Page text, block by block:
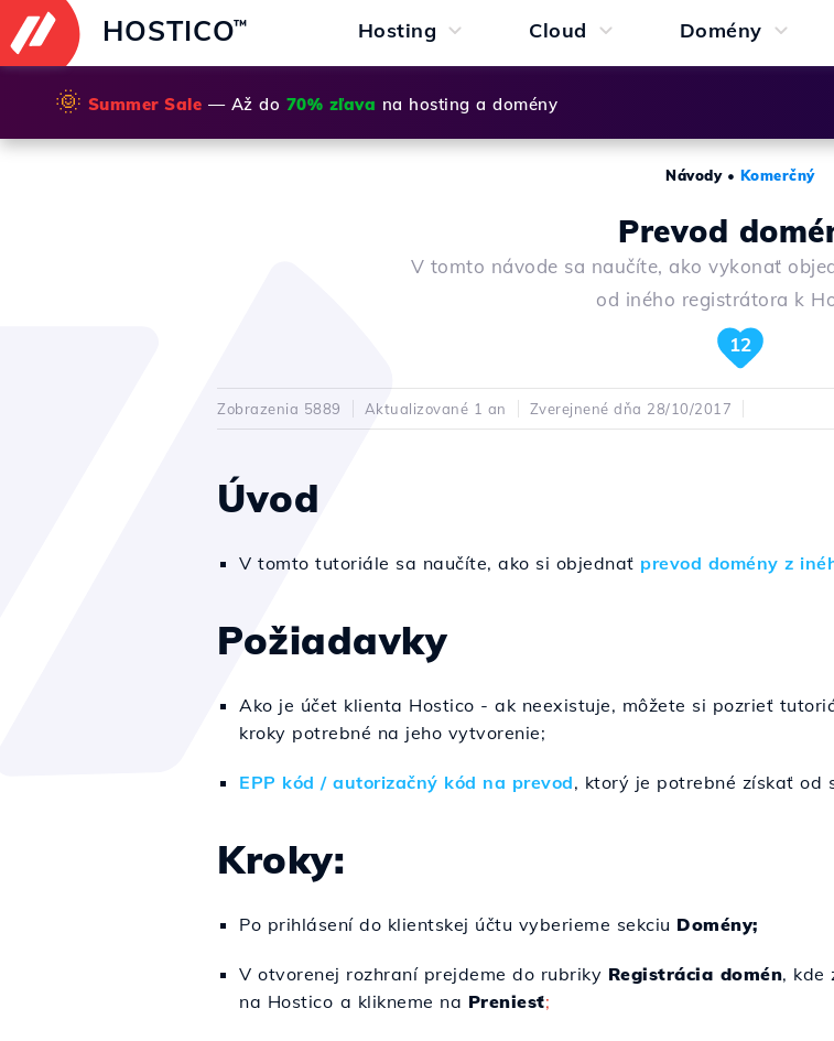
HOSTICO™ Hosting Cloud Domény
🌞 Summer Sale — Až do 70% zľava na hosting a domény
Návody• Komerčný
Prevod
V tomto návode sa naučíte, ako vykonať
od iného registrátora k
12
Zobrazenia 5889 Aktualizované 1 an Zverejnené dňa 28/10/2017
Úvod
V tomto tutoriále sa naučíte, ako si objednať prevod domény z
Požiadavky
Ako je účet klienta Hostico - ak neexistuje, môžete si pozrieť
kroky potrebné na jeho vytvorenie;
EPP kód / autorizačný kód na prevod, ktorý je potrebné získať od
Kroky:
Po prihlásení do klientskej účtu vyberieme sekciu Domény;
V otvorenej rozhraní prejdeme do rubriky Registrácia domén, kde
na Hostico a klikneme na Preniesť;